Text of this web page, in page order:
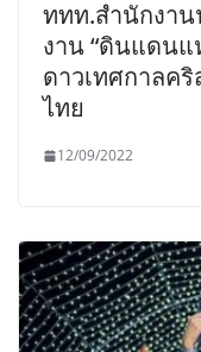
ททท.สำนักงา
งาน “ดินแดนแ
ดาวเทศกาลค
ไทย
12/09/2022